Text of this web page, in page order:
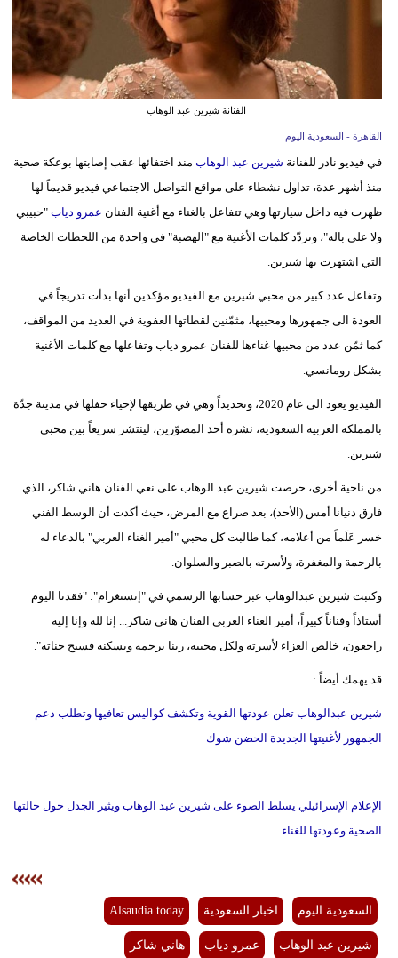
أخبار
إعلام
تعليم
علوم
وتكنولوجيا
بيئة
فيديو
الفنانة شيرين عبد الوهاب
القاهرة - السعودية اليوم
في فيديو نادر للفنانة شيرين عبد الوهاب منذ اختفائها عقب إصابتها بوعكة صحية
منذ أشهر عدة، تداول نشطاء على مواقع التواصل الاجتماعي فيديو قديماً لها
ظهرت فيه داخل سيارتها وهي تتفاعل بالغناء مع أغنية الفنان عمرو دياب "حبيبي
ولا على باله"، وتردّد كلمات الأغنية مع "الهضبة" في واحدة من اللحظات الخاصة
التي اشتهرت بها شيرين.
وتفاعل عدد كبير من محبي شيرين مع الفيديو مؤكدين أنها بدأت تدريجاً في
العودة الى جمهورها ومحبيها، مثمّنين لقطاتها العفوية في العديد من المواقف،
كما ثمّن عدد من محبيها غناءها للفنان عمرو دياب وتفاعلها مع كلمات الأغنية
بشكل رومانسي.
الفيديو يعود الى عام 2020، وتحديداً وهي في طريقها لإحياء حفلها في مدينة جدّة
بالمملكة العربية السعودية، نشره أحد المصوّرين، لينتشر سريعاً بين محبي
شيرين.
من ناحية أخرى، حرصت شيرين عبد الوهاب على نعي الفنان هاني شاكر، الذي
فارق دنيانا أمس (الأحد)، بعد صراع مع المرض، حيث أكدت أن الوسط الفني
خسر عَلَماً من أعلامه، كما طالبت كل محبي "أمير الغناء العربي" بالدعاء له
بالرحمة والمغفرة، ولأسرته بالصبر والسلوان.
وكتبت شيرين عبدالوهاب عبر حسابها الرسمي في "إنستغرام": "فقدنا اليوم
أستاذاً وفناناً كبيراً، أمير الغناء العربي الفنان هاني شاكر... إنا لله وإنا إليه
راجعون، خالص العزاء لأسرته ولكل محبيه، ربنا يرحمه ويسكنه فسيح جناته".
قد يهمك أيضاً :
شيرين عبدالوهاب تعلن عودتها القوية وتكشف كواليس تعافيها وتطلب دعم
الجمهور لأغنيتها الجديدة الحضن شوك
الإعلام الإسرائيلي يسلط الضوء على شيرين عبد الوهاب ويثير الجدل حول حالتها
الصحية وعودتها للغناء
السعودية اليوم اخبار السعودية Alsaudia today
شيرين عبد الوهاب عمرو دياب هاني شاكر